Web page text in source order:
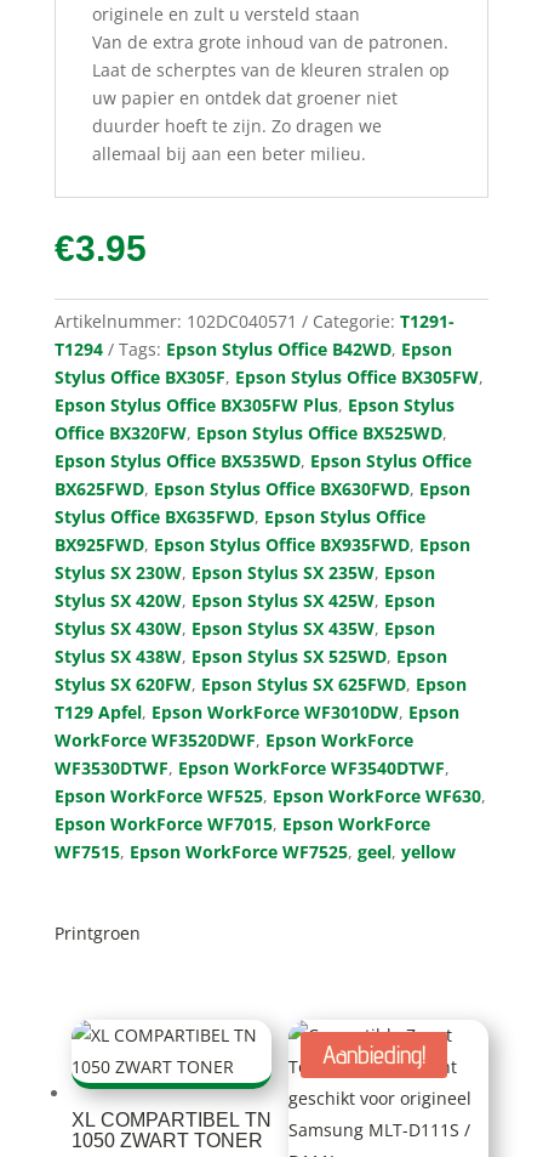
originele en zult u versteld staan
Van de extra grote inhoud van de patronen.
Laat de scherptes van de kleuren stralen op
uw papier en ontdek dat groener niet
duurder hoeft te zijn. Zo dragen we
allemaal bij aan een beter milieu.
€3.95
Artikelnummer: 102DC040571 Categorie: T1291-
T1294
Tags: Epson Stylus Office B42WD, Epson
Stylus Office BX305F, Epson Stylus Office BX305FW,
Epson Stylus Office BX305FW Plus, Epson Stylus
Office BX320FW, Epson Stylus Office BX525WD,
Epson Stylus Office BX535WD, Epson Stylus Office
BX625FWD, Epson Stylus Office BX630FWD, Epson
Stylus Office BX635FWD, Epson Stylus Office
BX925FWD, Epson Stylus Office BX935FWD, Epson
Stylus SX 230W, Epson Stylus SX 235W, Epson
Stylus SX 420W, Epson Stylus SX 425W, Epson
Stylus SX 430W, Epson Stylus SX 435W, Epson
Stylus SX 438W, Epson Stylus SX 525WD, Epson
Stylus SX 620FW, Epson Stylus SX 625FWD, Epson
T129 Apfel, Epson WorkForce WF3010DW, Epson
WorkForce WF3520DWF, Epson WorkForce
WF3530DTWF, Epson WorkForce WF3540DTWF,
Epson WorkForce WF525, Epson WorkForce WF630,
Epson WorkForce WF7015, Epson WorkForce
WF7515, Epson WorkForce WF7525, geel, yellow
Printgroen
XL COMPARTIBEL TN
1050 ZWART TONER
Aanbieding!